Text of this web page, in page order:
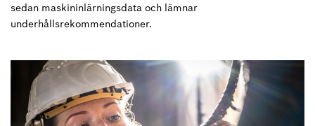
sedan maskininlärningsdata och lämnar
underhållsrekommendationer.